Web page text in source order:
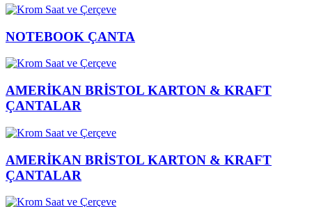
NOTEBOOK ÇANTA
AMERİKAN BRİSTOL KARTON & KRAFT
ÇANTALAR
AMERİKAN BRİSTOL KARTON & KRAFT
ÇANTALAR